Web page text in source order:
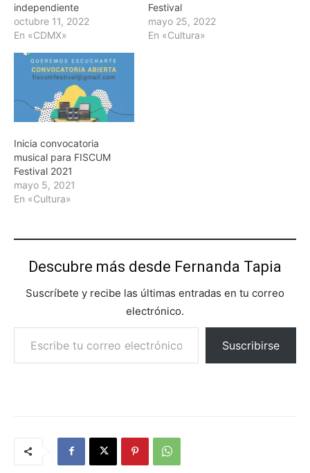
independiente
octubre 11, 2022
En «CDMX»
Festival
mayo 25, 2022
En «Cultura»
Inicia convocatoria
musical para FISCUM
Festival 2021
mayo 5, 2021
En «Cultura»
Descubre más desde Fernanda Tapia
Suscríbete y recibe las últimas entradas en tu correo
electrónico.
Escribe tu correo electrónico…
Suscribirse